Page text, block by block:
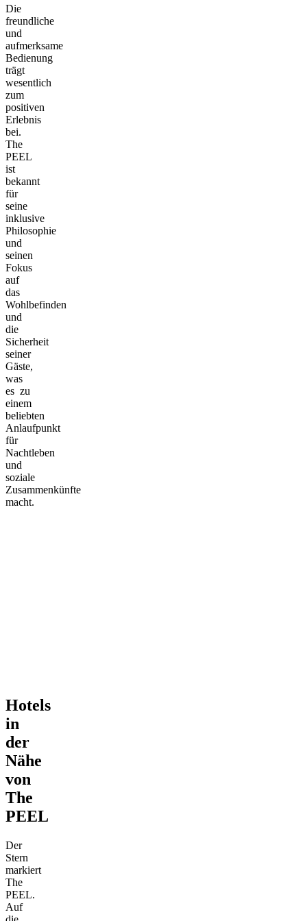
Die
freundliche
und
aufmerksame
Bedienung
trägt
wesentlich
zum
positiven
Erlebnis
bei.
The
PEEL
ist
bekannt
für
seine
inklusive
Philosophie
und
seinen
Fokus
auf
das
Wohlbefinden
und
die
Sicherheit
seiner
Gäste,
was
es zu
einem
beliebten
Anlaufpunkt
für
Nachtleben
und
soziale
Zusammenkünfte
macht.
Hotels
in
der
Nähe
von
The
PEEL
Der
Stern
markiert
The
PEEL.
Auf